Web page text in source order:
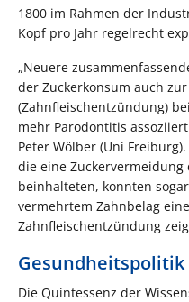
1800 im Rahmen der
Kopf pro Jahr regelrecht
„Neuere
der Zuckerkonsum auch
(Zahnfleischentzündung)
mehr Parodontitis
Peter Wölber (Uni
die eine
beinhalteten, konnten
vermehrtem Zahnbelag
Zahnfleischentzündung
Die Quintessenz der